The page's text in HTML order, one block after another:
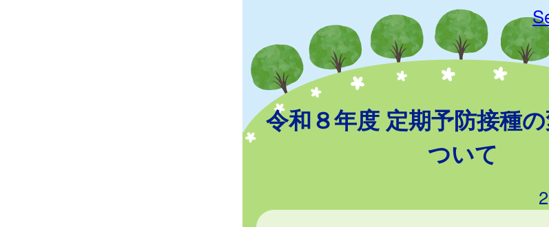
令和８年度 定期予防接種
ついて